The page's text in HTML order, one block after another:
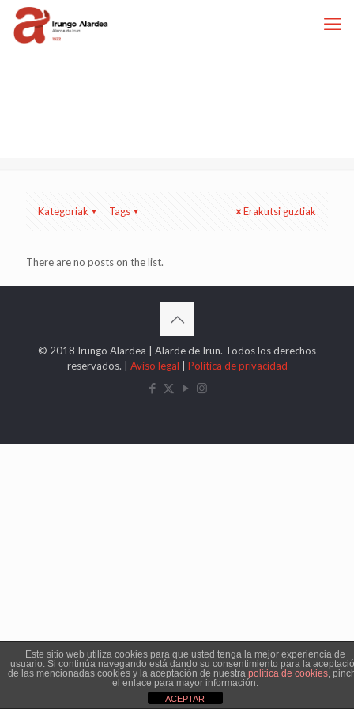
Kategoriak Tags Erakutsi guztiak
There are no posts on the list.
© 2018 Irungo Alardea | Alarde de Irun. Todos los derechos
reservados. | Aviso legal Política de privacidad
Este sitio web utiliza cookies para que usted tenga la mejor experiencia de
usuario. Si continúa navegando está dando su consentimiento para la
de las mencionadas cookies y la aceptación de nuestra política de cookies,
el enlace para mayor información.
ACEPTAR